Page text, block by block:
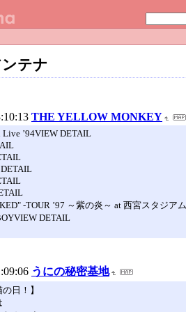
テナ
THE YELLOW MONKEY
Live ’94VIEW DETAIL
-TOUR ’97 ～紫の炎～ at 西宮スタジア
DETAIL
うにの秘密基地
日！】